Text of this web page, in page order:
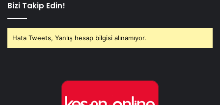
Bizi Takip Edin!
Hata Tweets, Yanlış hesap bilgisi alınamıyor.